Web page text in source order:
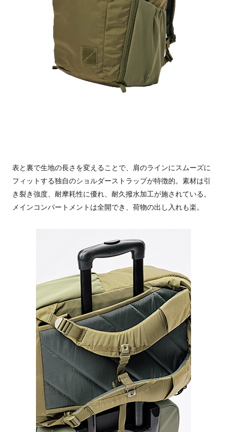
表と裏で生地の長さを変えることで、肩のラインにスムーズに
フィットする独自のショルダーストラップが特徴的。素材は引
き裂き強度、耐摩耗性に優れ、耐久撥水加工が施されている。
メインコンパートメントは全開でき、荷物の出し入れも楽。